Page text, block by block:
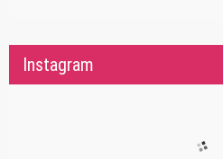
Instagram